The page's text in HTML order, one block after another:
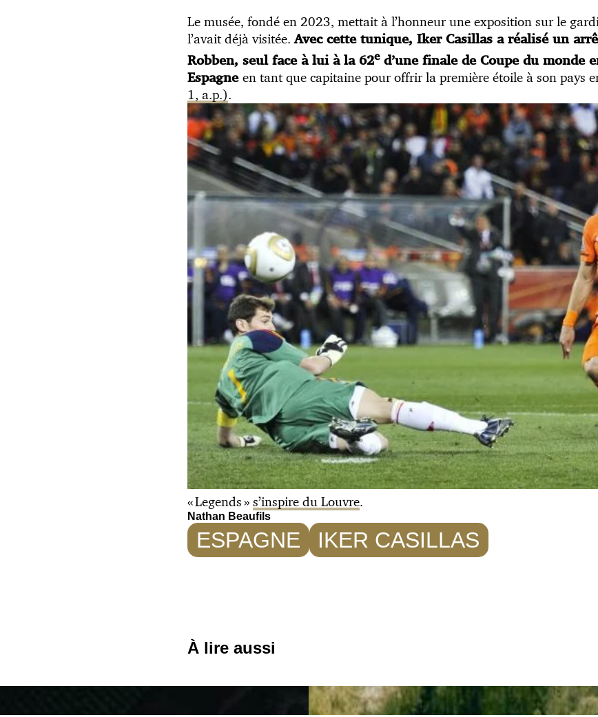
Le musée, fondé en 2023, mettait à l’honneur une exposition sur le
l’avait déjà visitée.Avec cette tunique, Iker Casillas a réalisé un
Robben, seul face à lui à la 62ed’une finale de Coupe du monde
Espagne en tant que capitaine pour offrir la première étoile à son pays
1, a.p.).
« Legends » s’inspire du Louvre.
Nathan Beaufils
ESPAGNE IKER CASILLAS
À lire aussi